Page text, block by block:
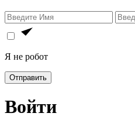
Я не робот
Отправить
Войти